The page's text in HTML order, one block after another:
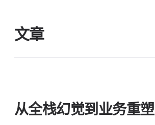
文章
从全栈幻觉到业务重塑